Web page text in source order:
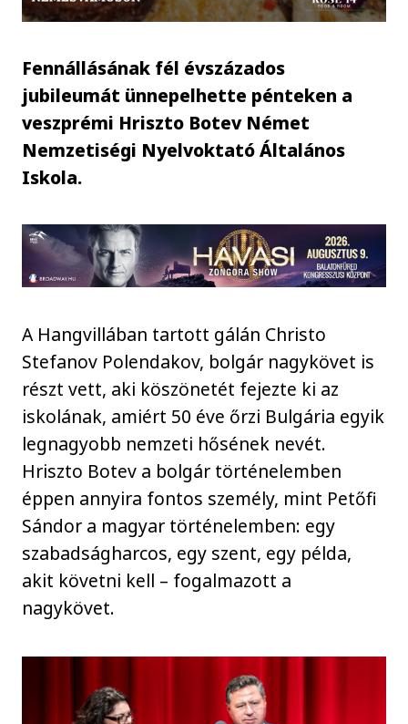
Fennállásának fél évszázados
jubileumát ünnepelhette pénteken a
veszprémi Hriszto Botev Német
Nemzetiségi Nyelvoktató Általános
Iskola.
A Hangvillában tartott gálán Christo
Stefanov Polendakov, bolgár nagykövet is
részt vett, aki köszönetét fejezte ki az
iskolának, amiért 50 éve őrzi Bulgária egyik
legnagyobb nemzeti hősének nevét.
Hriszto Botev a bolgár történelemben
éppen annyira fontos személy, mint Petőfi
Sándor a magyar történelemben: egy
szabadságharcos, egy szent, egy példa,
akit követni kell – fogalmazott a
nagykövet.